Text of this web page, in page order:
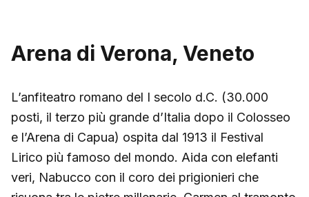
Arena di Verona, Veneto
L’anfiteatro romano del I secolo d.C. (30.000
posti, il terzo più grande d’Italia dopo il Colosseo
e l’Arena di Capua) ospita dal 1913 il Festival
Lirico più famoso del mondo. Aida con elefanti
veri, Nabucco con il coro dei prigionieri che